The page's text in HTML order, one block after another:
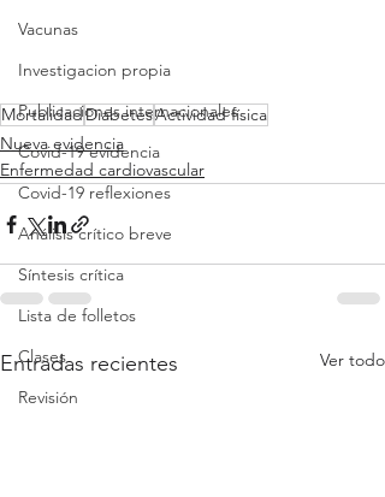
Vacunas
Investigacion propia
Publicaciones internacionales
Covid-19 evidencia
Covid-19 reflexiones
Análisis crítico breve
Síntesis crítica
Lista de folletos
Clases
Revisión
MortalidadDiabetesActividad física
Nueva evidencia
Enfermedad cardiovascular
Entradas recientes Ver todo